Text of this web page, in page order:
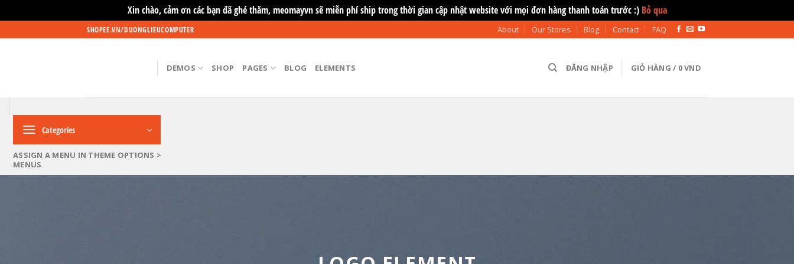
Xin chào, cảm ơn các bạn đã ghé thăm, meomayvn sẽ miễn phí ship trong thời gian cập nhật website với mọi đơn hàng thanh toán trước :) Bỏ qua
to
SHOPEE.VN/DUONGLIEUCOMPUTER About Our Stores Blog Contact FAQ
DEMOS SHOP PAGES BLOG ELEMENTS ĐĂNG NHẬP GIỎ HÀNG / 0VND
Categories
ASSIGN A MENU IN THEME OPTIONS >
MENUS